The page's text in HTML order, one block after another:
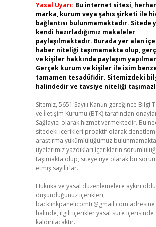
Yasal Uyarı: Bu internet sitesi,
marka, kurum veya şahıs şirketi ile
bağlantısı bulunmamaktadır. Sitede
kendi hazırladığımız makaleler
paylaşılmaktadır. Burada yer alan
haber niteliği taşımamakta olup,
ve kişiler hakkında paylaşım
Gerçek kurum ve kişiler ile isim
tamamen tesadüfidir. Sitemizdeki
halindedir ve tavsiye niteliği
Sitemiz, 5651 Sayılı Kanun gereğince Bilgi
ve İletişim Kurumu (BTK) tarafından
Sağlayıcı olarak hizmet vermektedir. Bu
sitedeki içerikleri proaktif olarak
araştırma yükümlülüğümüz
üyelerimiz yazdıkları içeriklerin
taşımakta olup, siteye üye olarak bu
etmiş sayılırlar.
Hukuka ve yasal düzenlemelere aykırı
düşündüğünüz içerikleri,
backlinkpanelicomtr@gmail.com
halinde, ilgili içerikler yasal süre içerisinde
kaldırılacaktır.